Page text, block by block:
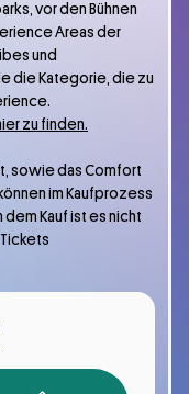
vor den Bühnen
Areas der
und
die Kategorie, die zu
zu finden.
sowie das Comfort
im Kaufprozess
Kauf ist es nicht